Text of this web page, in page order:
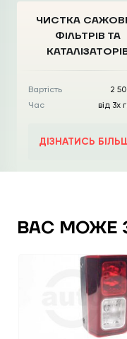
ЧИСТКА
ФІЛЬТРІВ ТА
Вартість
2
Час
від 3х
ДІЗНАТИСЬ
ВАС МОЖЕ